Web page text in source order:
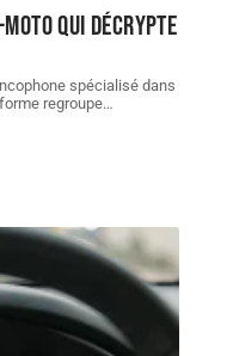
qui décrypte
spécialisé dans
regroupe…